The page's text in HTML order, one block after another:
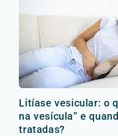
Litíase vesicular: o
na vesícula” e
tratadas?